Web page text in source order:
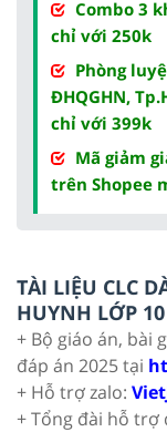
Combo 3
chỉ với 250k
Phòng
ĐHQGHN,
chỉ với 399k
Mã giảm
trên Shopee
TÀI LIỆU CLC
HUYNH LỚP 10
+ Bộ giáo án, bài
đáp án 2025 tại
+ Hỗ trợ zalo:
+ Tổng đài hỗ trợ